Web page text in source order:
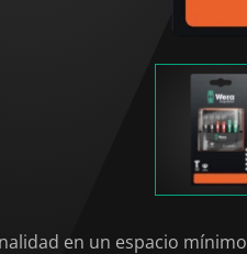
en un espacio mínimo